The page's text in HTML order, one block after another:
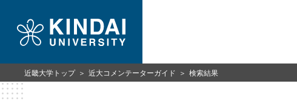
近畿大学トップ 近大コメンテーターガイド 検索結果